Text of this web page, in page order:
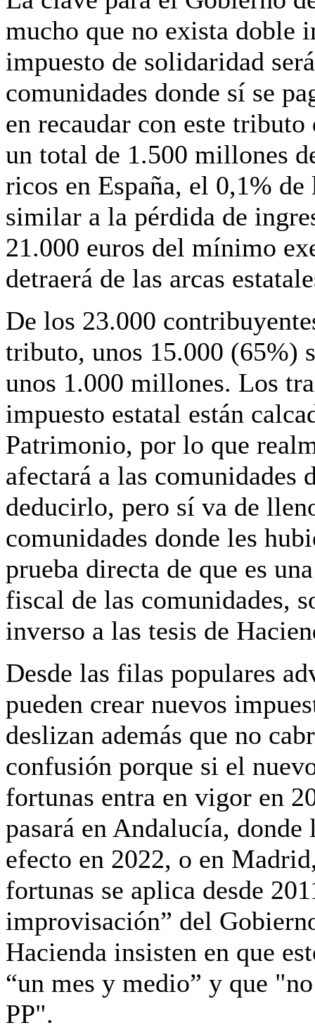
mucho que no exista doble
impuesto de solidaridad
comunidades donde sí se
en recaudar con este
un total de 1.500 millones
ricos en España, el 0,1%
similar a la pérdida de
21.000 euros del mínimo
detraerá de las arcas
De los 23.000
tributo, unos 15.000 (65%)
unos 1.000 millones. Los
impuesto estatal están
Patrimonio, por lo que
afectará a las comunidades
deducirlo, pero sí va de
comunidades donde les
prueba directa de que es
fiscal de las comunidades,
inverso a las tesis de
Desde las filas populares
pueden crear nuevos
deslizan además que no
confusión porque si el
fortunas entra en vigor en
pasará en Andalucía,
efecto en 2022, o en
fortunas se aplica desde
improvisación” del
Hacienda insisten en que
“un mes y medio” y que
PP".